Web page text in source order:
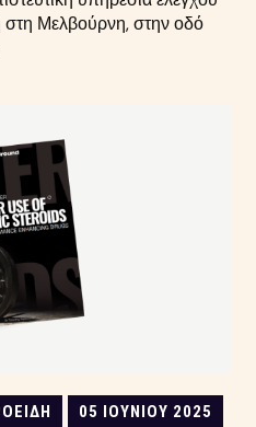
στη Μελβούρνη, στην οδό
05 ΙΟΥΝΊΟΥ 2025